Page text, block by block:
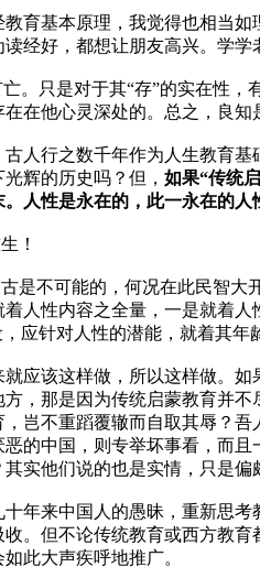
育基本原理，我觉得也相
经好，都想让朋友高兴。学学
。只是对于其“存”的实在性
在他心灵深处的。总之，良
人行之数千年作为人生教育
辉的历史吗？但， 如果“传统
人性是永在的，此一永在的
！
是不可能的，何况在此民智
人性内容之全量，一是就着
应针对人性的潜能，就着其年
应该这样做，所以这样做。
，那是因为传统启蒙教育并
岂不重蹈覆辙而自取其辱？
的中国，则专举坏事看，而
实他们说的也是实情，只是偏
年来中国人的愚昧，重新思
。但不论传统教育或西方教
此大声疾呼地推广。